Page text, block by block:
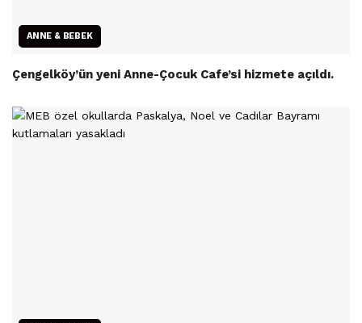
ANNE & BEBEK
Çengelköy’ün yeni Anne-Çocuk Cafe’si hizmete açıldı.